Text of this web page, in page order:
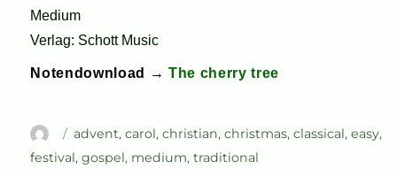
Medium
Verlag: Schott Music
Notendownload →The cherry tree
Autor
Schlagwörter
advent,carol,christian,christmas,classical,easy,
festival,gospel, medium,traditional